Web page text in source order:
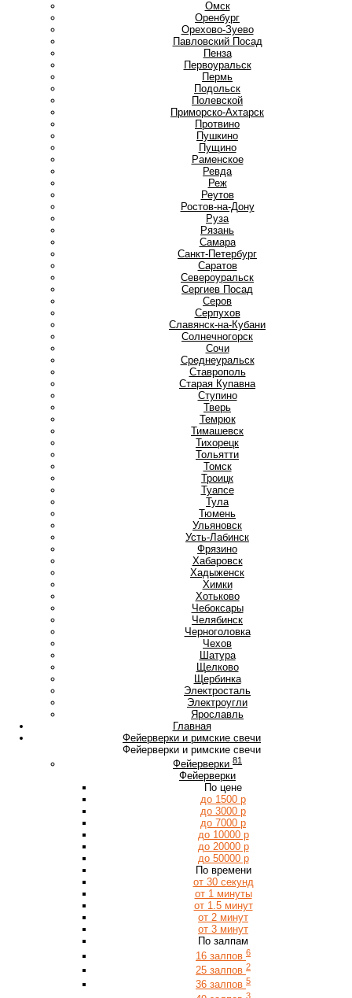
Омск
Оренбург
Орехово-Зуево
Павловский Посад
Пенза
Первоуральск
Пермь
Подольск
Полевской
Приморско-Ахтарск
Протвино
Пушкино
Пущино
Раменское
Ревда
Реж
Реутов
Ростов-на-Дону
Руза
Рязань
Самара
Санкт-Петербург
Саратов
Североуральск
Сергиев Посад
Серов
Серпухов
Славянск-на-Кубани
Солнечногорск
Сочи
Среднеуральск
Ставрополь
Старая Купавна
Ступино
Тверь
Темрюк
Тимашевск
Тихорецк
Тольятти
Томск
Троицк
Туапсе
Тула
Тюмень
Ульяновск
Усть-Лабинск
Фрязино
Хабаровск
Хадыженск
Химки
Хотьково
Чебоксары
Челябинск
Черноголовка
Чехов
Шатура
Щелково
Щербинка
Электросталь
Электроугли
Ярославль
Главная
Фейерверки и римские свечи
Фейерверки и римские свечи
Фейерверки 81
Фейерверки
По цене
до 1500 р
до 3000 р
до 7000 р
до 10000 р
до 20000 р
до 50000 р
По времени
от 30 секунд
от 1 минуты
от 1.5 минут
от 2 минут
от 3 минут
По залпам
16 залпов 6
25 залпов 2
36 залпов 5
3